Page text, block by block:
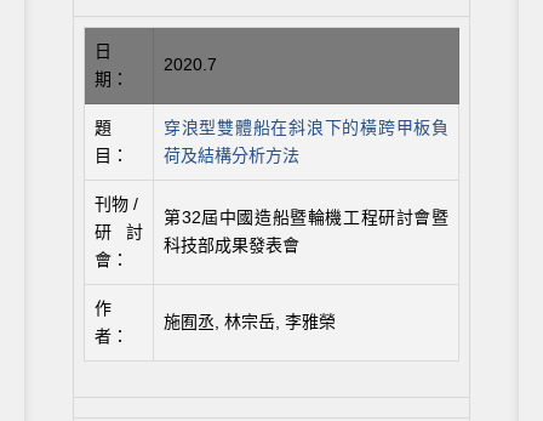
日
期：
2020.7
題
目：
穿浪型雙體船在斜浪下的橫跨甲板負
荷及結構分析方法
刊物 /
研討
會：
第32屆中國造船暨輪機工程研討會暨
科技部成果發表會
作
者：
施囿丞, 林宗岳, 李雅榮